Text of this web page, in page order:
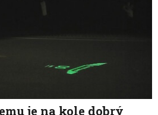
je na kole dobrý